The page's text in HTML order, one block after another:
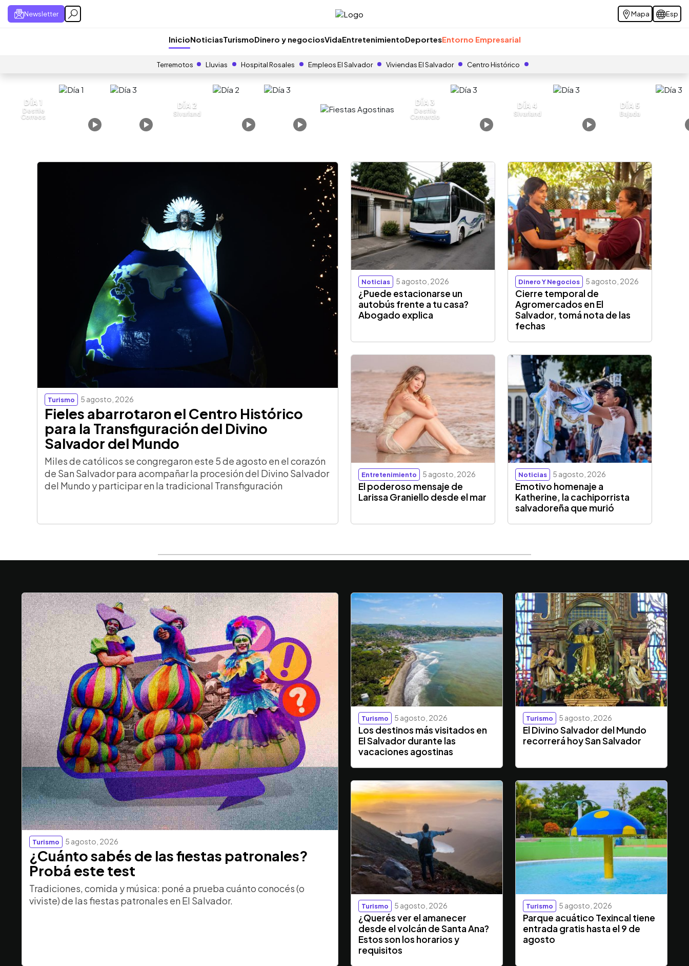
Newsletter Mapa Esp
InicioNoticiasTurismoDinero y negociosVidaEntretenimientoDeportesEntorno Empresarial
Terremotos Lluvias Hospital Rosales Empleos El Salvador Viviendas El Salvador Centro Histórico
DÍA 1
Desfile
Correos
DÍA 2
Sivarland
DÍA 3
Desfile
Comercio
DÍA 4
Sivarland
DÍA 5
Bajada
Turismo 5 agosto, 2026
Fieles abarrotaron el Centro Histórico
para la Transfiguración del Divino
Salvador del Mundo
Miles de católicos se congregaron este 5 de agosto en el corazón
de San Salvador para acompañar la procesión del Divino Salvador
del Mundo y participar en la tradicional Transfiguración
Noticias 5 agosto, 2026
¿Puede estacionarse un
autobús frente a tu casa?
Abogado explica
Dinero Y Negocios 5 agosto, 2026
Cierre temporal de
Agromercados en El
Salvador, tomá nota de las
fechas
Entretenimiento 5 agosto, 2026
El poderoso mensaje de
Larissa Graniello desde el mar
Noticias 5 agosto, 2026
Emotivo homenaje a
Katherine, la cachiporrista
salvadoreña que murió
Turismo 5 agosto, 2026
¿Cuánto sabés de las fiestas patronales?
Probá este test
Tradiciones, comida y música: poné a prueba cuánto conocés (o
viviste) de las fiestas patronales en El Salvador.
Turismo 5 agosto, 2026
Los destinos más visitados en
El Salvador durante las
vacaciones agostinas
Turismo 5 agosto, 2026
El Divino Salvador del Mundo
recorrerá hoy San Salvador
Turismo 5 agosto, 2026
¿Querés ver el amanecer
desde el volcán de Santa Ana?
Estos son los horarios y
requisitos
Turismo 5 agosto, 2026
Parque acuático Texincal tiene
entrada gratis hasta el 9 de
agosto